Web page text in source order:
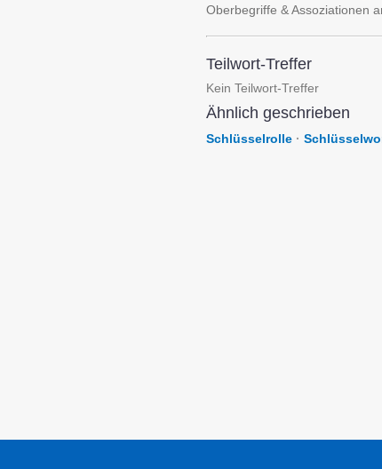
Oberbegriffe & Assoziationen
Teilwort-Treffer
Kein Teilwort-Treffer
Ähnlich geschrieben
Schlüsselrolle ·